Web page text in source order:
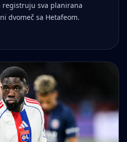
registruju sva planirana
dvomeč sa Hetafeom.